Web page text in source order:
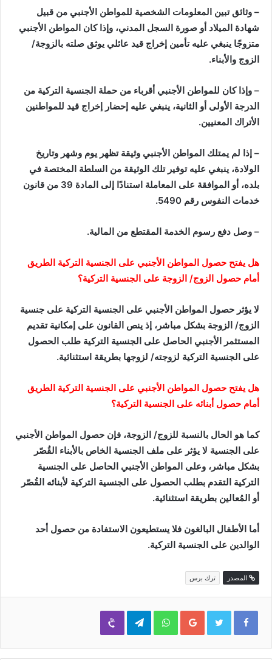
– وثائق تبين المعلومات الشخصية للمواطن الأجنبي من قبيل
شهادة الميلاد أو صورة السجل المدني، وإذا كان المواطن الأجنبي
متزوجًا ينبغي عليه تأمين إخراج قيد عائلي يوثق صلته بالزوجة/
الزوج والأبناء.
– وإذا كان للمواطن الأجنبي أقرباء من حملة الجنسية التركية من
الدرجة الأولى أو الثانية، ينبغي عليه إحضار إخراج قيد للمواطنين
الأتراك المعنيين.
– إذا لم يمتلك المواطن الأجنبي وثيقة تظهر يوم وشهر وتاريخ
الولادة، ينبغي عليه توفير تلك الوثيقة من السلطة المختصة في
بلده، أو الموافقة على المعاملة استنادًا إلى المادة 39 من قانون
خدمات النفوس رقم 5490.
– وصل دفع رسوم الخدمة المقتطع من المالية.
هل يفتح حصول المواطن الأجنبي على الجنسية التركية الطريق
أمام حصول الزوج/ الزوجة على الجنسية التركية؟
لا يؤثر حصول المواطن الأجنبي على الجنسية التركية على جنسية
الزوج/ الزوجة بشكل مباشر، إذ ينص القانون على إمكانية تقديم
المستثمر الأجنبي الحاصل على الجنسية التركية طلب الحصول
على الجنسية التركية لزوجته/ لزوجها بطريقة استثنائية.
هل يفتح حصول المواطن الأجنبي على الجنسية التركية الطريق
أمام حصول أبنائه على الجنسية التركية؟
كما هو الحال بالنسبة للزوج/ الزوجة، فإن حصول المواطن الأجنبي
على الجنسية لا يؤثر على ملف الجنسية الخاص بالأبناء القُصّر
بشكل مباشر، وعلى المواطن الأجنبي الحاصل على الجنسية
التركية التقدم بطلب الحصول على الجنسية التركية لأبنائه القُصّر
أو المُعالين بطريقة استثنائية.
أما الأطفال البالغون فلا يستطيعون الاستفادة من حصول أحد
الوالدين على الجنسية التركية.
المصدر ترك برس
Google+
WhatsApp
Telegram
Viber